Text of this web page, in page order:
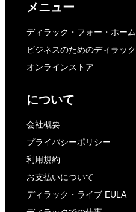
メニュー
ディラック・フォー・ホーム
ビジネスのためのディラック
オンラインストア
について
会社概要
プライバシーポリシー
利用規約
お支払いについて
ディラック・ライブ EULA